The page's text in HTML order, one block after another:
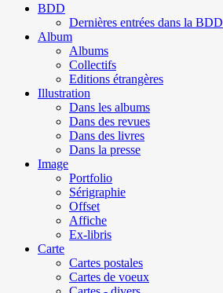
BDD
Dernières entrées dans la BDD
Album
Albums
Collectifs
Editions étrangères
Illustration
Dans les albums
Dans des revues
Dans des livres
Dans la presse
Image
Portfolio
Sérigraphie
Offset
Affiche
Ex-libris
Carte
Cartes postales
Cartes de voeux